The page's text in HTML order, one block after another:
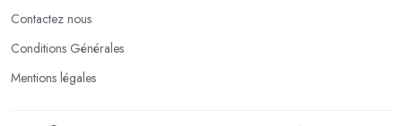
Contactez nous
Conditions Générales
Mentions légales